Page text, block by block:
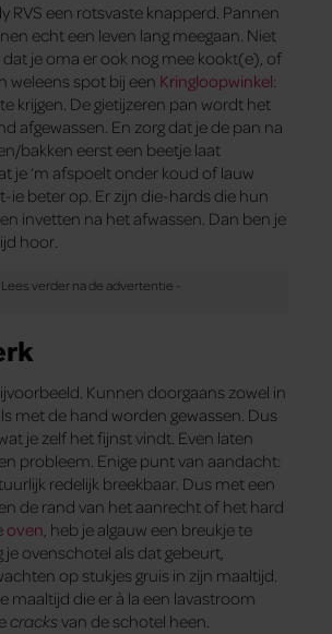
RVS een rotsvaste knapperd. Pannen
echt een leven lang meegaan. Niet
je oma er ook nog mee kookt(e), of
weleens spot bij een Kringloopwinkel:
krijgen. De gietijzeren pan wordt het
afgewassen. En zorg dat je de pan na
bakken eerst een beetje laat
je ‘m afspoelt onder koud of lauw
ie beter op. Er zijn die-hards die hun
invetten na het afwassen. Dan ben je
hoor.
Kunnen doorgaans zowel in
met de hand worden gewassen. Dus
je zelf het fijnst vindt. Even laten
probleem. Enige punt van aandacht:
redelijk breekbaar. Dus met een
de rand van het aanrecht of het hard
oven, heb je algauw een breukje te
je ovenschotel als dat gebeurt,
op stukjes gruis in zijn maaltijd.
maaltijd die er à la een lavastroom
cracksvan de schotel heen.